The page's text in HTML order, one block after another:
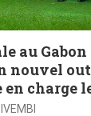
au Gabon
nouvel
charge